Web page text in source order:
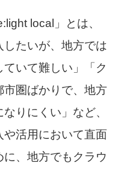
local」とは、
したいが、地方では
いて難しい」「ク
市圏ばかりで、地方
りにくい」など、
活用において直面
、地方でもクラウ